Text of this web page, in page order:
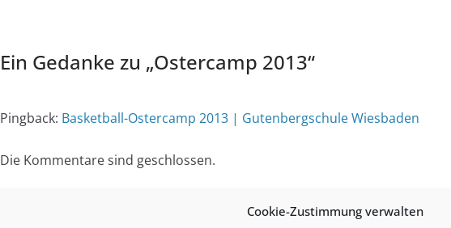
Cookie-Zustimmung verwalten
Ein Gedanke zu „Ostercamp 2013“
Pingback: Basketball-Ostercamp 2013 | Gutenbergschule Wiesbaden
Die Kommentare sind geschlossen.